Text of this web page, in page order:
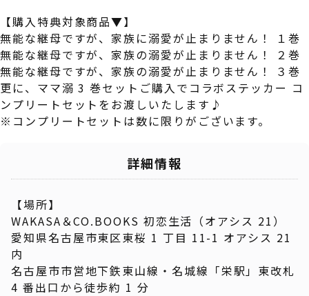
【購入特典対象商品▼】
無能な継母ですが、家族に溺愛が止まりません！ １巻
無能な継母ですが、家族の溺愛が止まりません！ ２巻
無能な継母ですが、家族の溺愛が止まりません！ ３巻
更に、ママ溺 3 巻セットご購入でコラボステッカー コ
ンプリートセットをお渡しいたします♪
※コンプリートセットは数に限りがございます。
詳細情報
【場所】
WAKASA＆CO.BOOKS 初恋生活（オアシス 21）
愛知県名古屋市東区東桜 1 丁目 11-1 オアシス 21
内
名古屋市市営地下鉄東山線・名城線「栄駅」東改札
4 番出口から徒歩約 1 分